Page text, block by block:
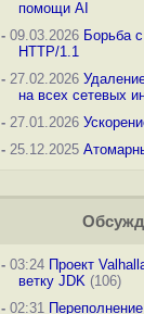
помощи AI
-09.03.2026 Борьба
HTTP/1.1
-27.02.2026
на всех сетевых
-27.01.2026
-25.12.2025
-03:24 Проект
ветку JDK(106)
-02:31